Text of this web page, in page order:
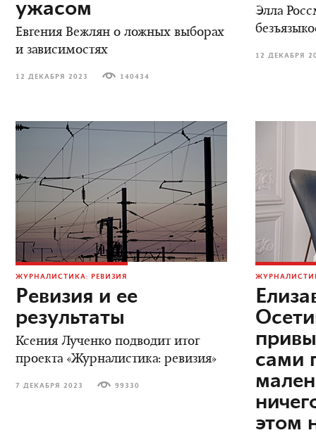
ужасом
Евгения Вежлян о ложных выборах
и зависимостях
12 ДЕКАБРЯ 2023 140434
Элла
12 ДЕКАБРЯ
ЖУРНАЛИСТИКА: РЕВИЗИЯ
Ревизия и ее
результаты
Ксения Лученко подводит итог
проекта «Журналистика: ревизия»
7 ДЕКАБРЯ 2023 99330
сами
этом